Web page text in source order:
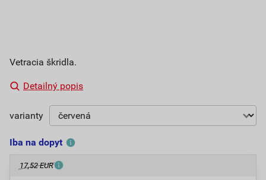
Vetracia škridla.
Detailný popis
varianty
Iba na dopyt
17,52 EUR